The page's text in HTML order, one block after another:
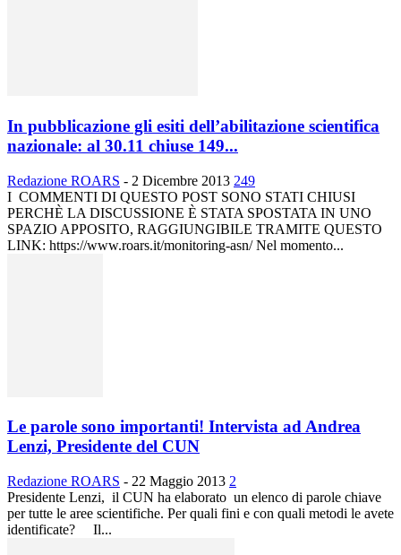
In pubblicazione gli esiti dell’abilitazione scientifica
nazionale: al 30.11 chiuse 149...
Redazione ROARS - 2 Dicembre 2013 249
I COMMENTI DI QUESTO POST SONO STATI CHIUSI
PERCHÈ LA DISCUSSIONE È STATA SPOSTATA IN UNO
SPAZIO APPOSITO, RAGGIUNGIBILE TRAMITE QUESTO
LINK: https://www.roars.it/monitoring-asn/ Nel momento...
Le parole sono importanti! Intervista ad Andrea
Lenzi, Presidente del CUN
Redazione ROARS - 22 Maggio 2013 2
Presidente Lenzi, il CUN ha elaborato un elenco di parole chiave
per tutte le aree scientifiche. Per quali fini e con quali metodi le avete
identificate? Il...